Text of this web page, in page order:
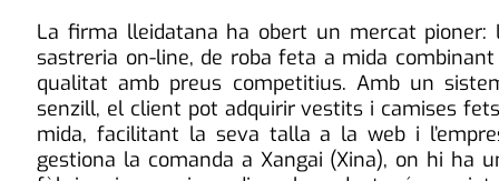
La firma lleidatana ha obert un mercat pioner:
sastreria on-line, de roba feta a mida
qualitat amb preus competitius. Amb un
senzill, el client pot adquirir vestits i camises
mida, facilitant la seva talla a la web i
gestiona la comanda a Xangai (Xina), on hi ha